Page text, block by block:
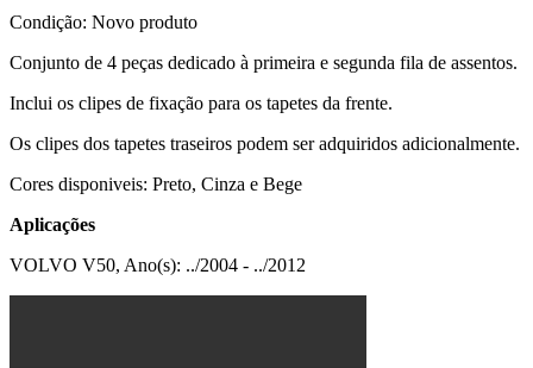
Condição: Novo produto
Conjunto de 4 peças dedicado à primeira e segunda fila de assentos.
Inclui os clipes de fixação para os tapetes da frente.
Os clipes dos tapetes traseiros podem ser adquiridos adicionalmente.
Cores disponiveis: Preto, Cinza e Bege
Aplicações
VOLVO V50, Ano(s): ../2004 - ../2012